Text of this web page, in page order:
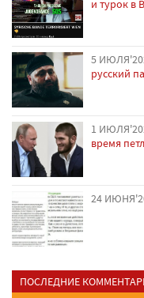
и турок в
5
русский
1
время
24
ПОСЛЕДНИЕ